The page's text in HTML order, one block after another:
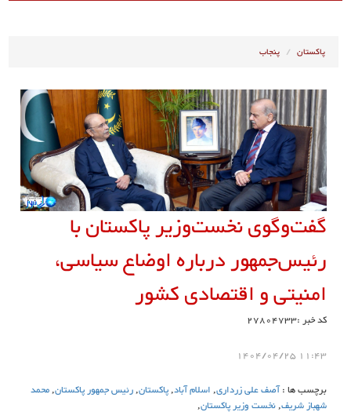
پاکستان پنجاب
گفت‌وگوی نخست‌وزیر پاکستان با
رئیس‌جمهور درباره اوضاع سیاسی،
امنیتی و اقتصادی کشور
کد خبر :27804733
11:43 1404/04/25
برچسب ها :آصف علی زرداری,اسلام آباد,پاکستان,رئیس جمهور پاکستان,محمد
شهباز شریف,نخست وزیر پاکستان,